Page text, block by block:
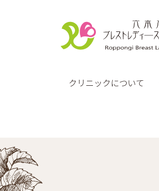
クリニックについて